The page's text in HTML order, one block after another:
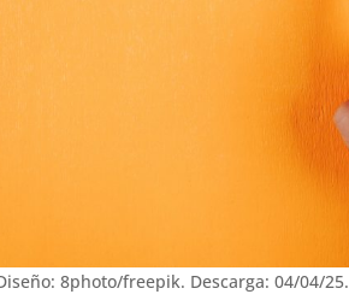
8photo/freepik. Descarga: 04/04/25.